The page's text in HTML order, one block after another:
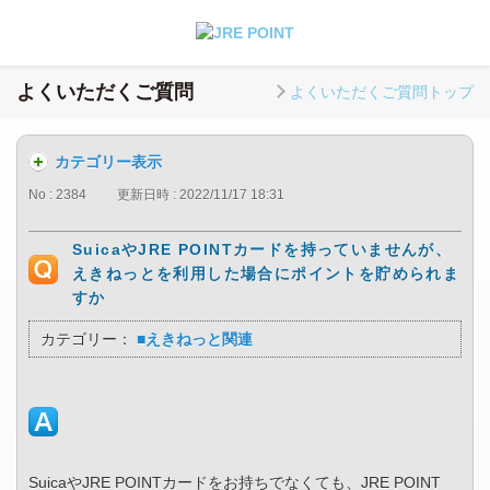
よくいただくご質問 よくいただくご質問トップ
カテゴリー表示
No : 2384 更新日時 : 2022/11/17 18:31
SuicaやJRE POINTカードを持っていませんが、
えきねっとを利用した場合にポイントを貯められま
すか
カテゴリー： ■えきねっと関連
SuicaやJRE POINTカードをお持ちでなくても、JRE POINT